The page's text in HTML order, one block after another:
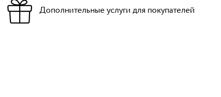
Дополнительные услуги для покупателей